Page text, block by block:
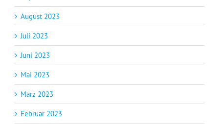
August 2023
Juli 2023
Juni 2023
Mai 2023
März 2023
Februar 2023